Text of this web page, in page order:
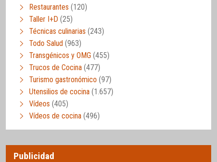
Restaurantes (120)
Taller I+D (25)
Técnicas culinarias (243)
Todo Salud (963)
Transgénicos y OMG (455)
Trucos de Cocina (477)
Turismo gastronómico (97)
Utensilios de cocina (1.657)
Vídeos (405)
Vídeos de cocina (496)
Publicidad